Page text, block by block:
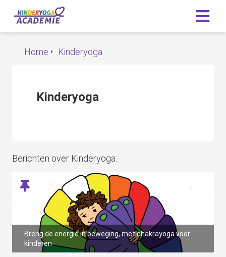
Kinderyoga
Home
Kinderyoga
Berichten over Kinderyoga:
Breng de energie in beweging, met chakrayoga voor
kinderen